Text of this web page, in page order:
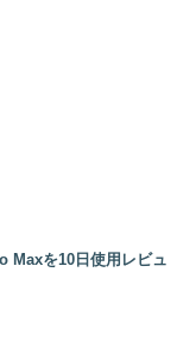
Maxを10日使用レビュ